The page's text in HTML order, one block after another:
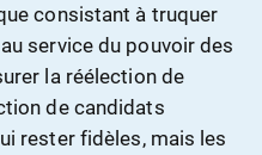
consistant à truquer
service du pouvoir des
la réélection de
de candidats
rester fidèles, mais les